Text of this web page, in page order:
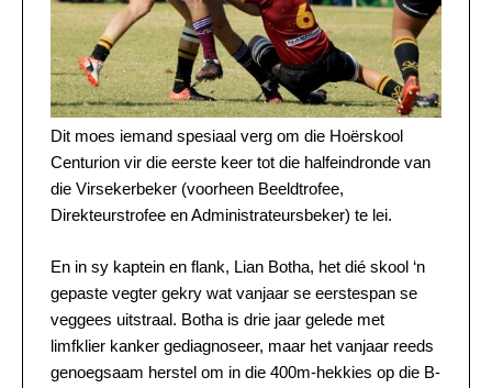
Dit moes iemand spesiaal verg om die Hoërskool
Centurion vir die eerste keer tot die halfeindronde van
die Virsekerbeker (voorheen Beeldtrofee,
Direkteurstrofee en Administrateursbeker) te lei.
En in sy kaptein en flank, Lian Botha, het dié skool ‘n
gepaste vegter gekry wat vanjaar se eerstespan se
veggees uitstraal. Botha is drie jaar gelede met
limfklier kanker gediagnoseer, maar het vanjaar reeds
genoegsaam herstel om in die 400m-hekkies op die B-